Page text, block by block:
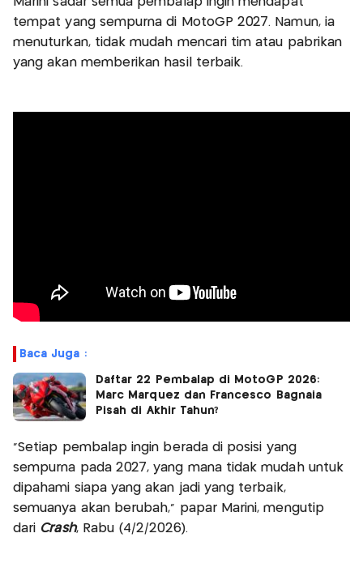
tempat yang sempurna di MotoGP 2027. Namun, ia
menuturkan, tidak mudah mencari tim atau pabrikan
yang akan memberikan hasil terbaik.
Baca Juga :
Daftar 22 Pembalap di MotoGP 2026:
Marc Marquez dan Francesco Bagnaia
Pisah di Akhir Tahun?
“Setiap pembalap ingin berada di posisi yang
sempurna pada 2027, yang mana tidak mudah untuk
dipahami siapa yang akan jadi yang terbaik,
semuanya akan berubah,” papar Marini, mengutip
dari Crash, Rabu (4/2/2026).